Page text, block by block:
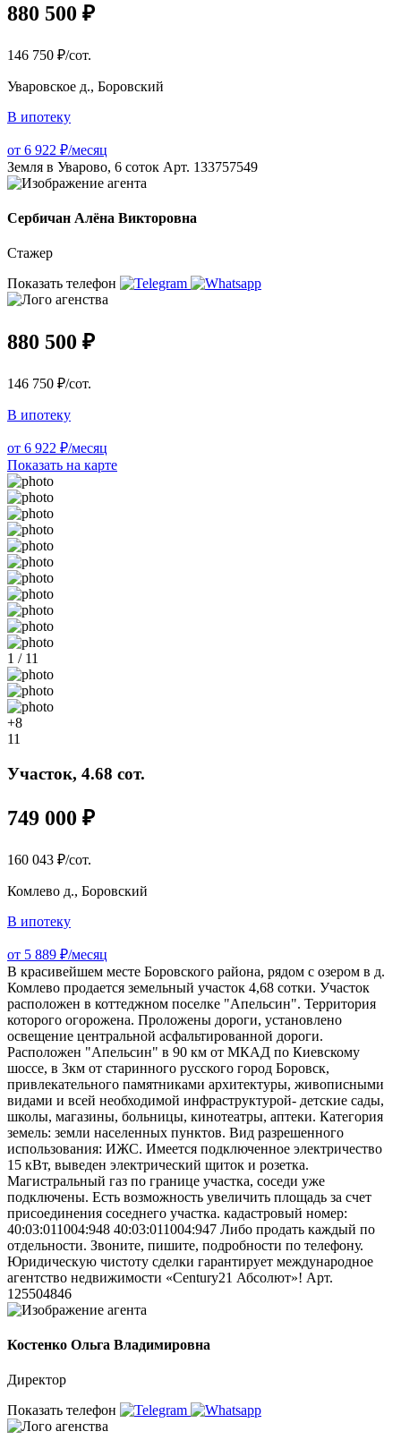
880 500 ₽
146 750 ₽/сот.
Уваровское д., Боровский
В ипотеку
от 6 922 ₽/месяц
Земля в Уварово, 6 соток Арт. 133757549
Сербичан Алёна Викторовна
Стажер
Показать телефон
880 500 ₽
146 750 ₽/сот.
В ипотеку
от 6 922 ₽/месяц
Показать на карте
1 / 11
+8
11
Участок, 4.68 сот.
749 000 ₽
160 043 ₽/сот.
Комлево д., Боровский
В ипотеку
от 5 889 ₽/месяц
В красивейшем месте Боровского района, рядом с озером в д.
Комлево продается земельный участок 4,68 сотки. Участок
расположен в коттеджном поселке "Апельсин". Территория
которого огорожена. Проложены дороги, установлено
освещение центральной асфальтированной дороги.
Расположен "Апельсин" в 90 км от МКАД по Киевскому
шоссе, в 3км от старинного русского город Боровск,
привлекательного памятниками архитектуры, живописными
видами и всей необходимой инфраструктурой- детские сады,
школы, магазины, больницы, кинотеатры, аптеки. Категория
земель: земли населенных пунктов. Вид разрешенного
использования: ИЖС. Имеется подключенное электричество
15 кВт, выведен электрический щиток и розетка.
Магистральный газ по границе участка, соседи уже
подключены. Есть возможность увеличить площадь за счет
присоединения соседнего участка. кадастровый номер:
40:03:011004:948 40:03:011004:947 Либо продать каждый по
отдельности. Звоните, пишите, подробности по телефону.
Юридическую чистоту сделки гарантирует международное
агентство недвижимости «Century21 Абсолют»! Арт.
125504846
Костенко Ольга Владимировна
Директор
Показать телефон